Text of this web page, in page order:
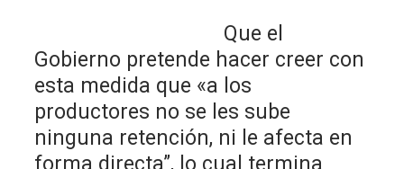
Que el
Gobierno pretende hacer creer con
esta medida que «a los
productores no se les sube
ninguna retención, ni le afecta en
forma directa”, lo cual termina